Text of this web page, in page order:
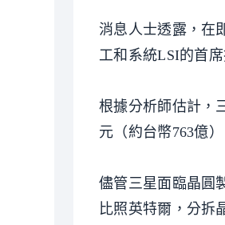
消息人士透露，在
工和系統LSI的首
根據分析師估計，
元（約台幣763億
儘管三星面臨晶圓
比照英特爾，分拆